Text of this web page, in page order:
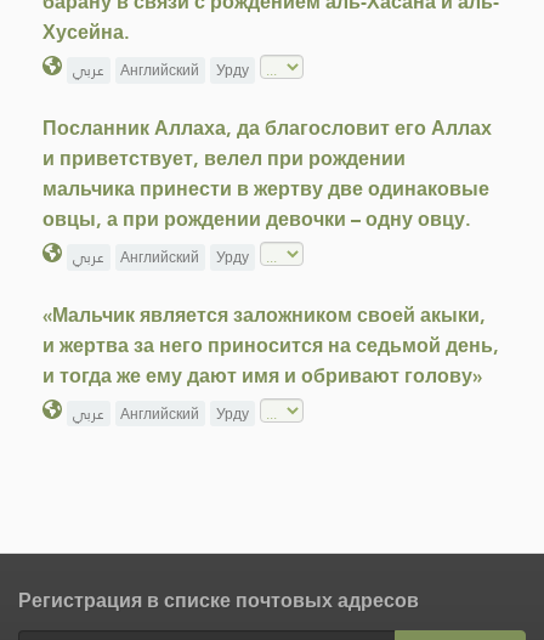
Хусейна.
عربي Английский Урду
Посланник Аллаха, да благословит его Аллах
и приветствует, велел при рождении
мальчика принести в жертву две одинаковые
овцы, а при рождении девочки – одну овцу.
عربي Английский Урду
«Мальчик является заложником своей акыки,
и жертва за него приносится на седьмой день,
и тогда же ему дают имя и обривают голову»
عربي Английский Урду
Регистрация в списке почтовых адресов